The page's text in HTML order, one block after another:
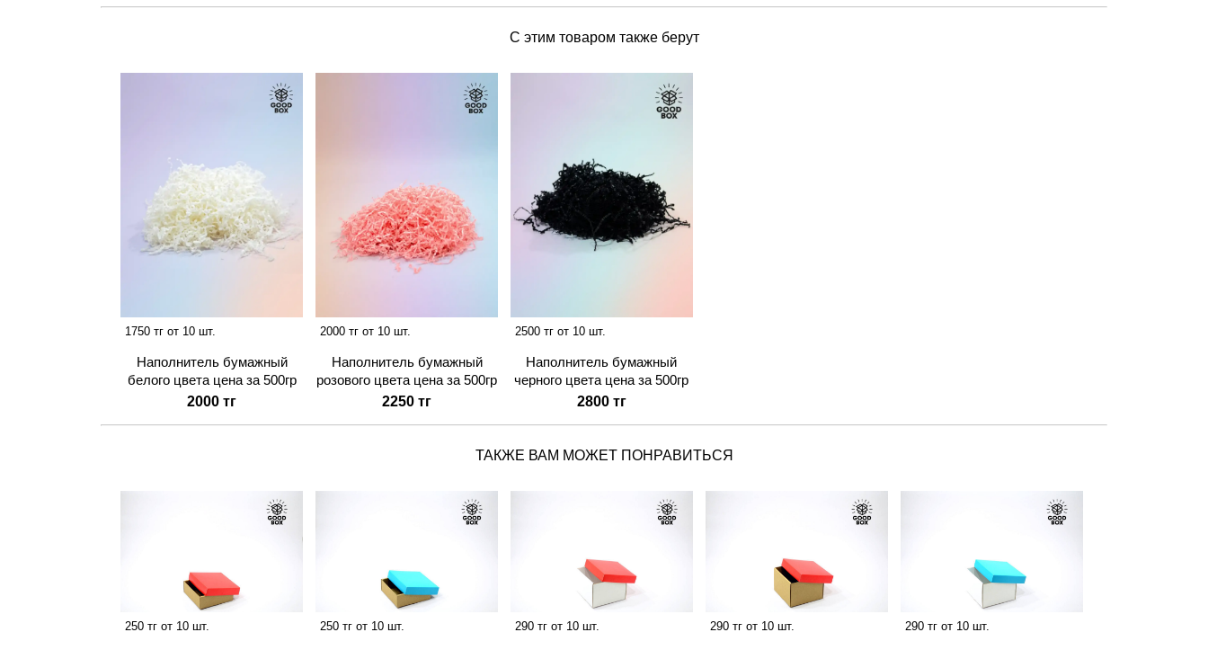
С этим товаром также берут
1750 тг от 10 шт.
Наполнитель бумажный
белого цвета цена за 500гр
2000 тг
2000 тг от 10 шт.
Наполнитель бумажный
розового цвета цена за 500гр
2250 тг
2500 тг от 10 шт.
Наполнитель бумажный
черного цвета цена за 500гр
2800 тг
ТАКЖЕ ВАМ МОЖЕТ ПОНРАВИТЬСЯ
250 тг от 10 шт. 250 тг от 10 шт. 290 тг от 10 шт. 290 тг от 10 шт. 290 тг от 10 шт.